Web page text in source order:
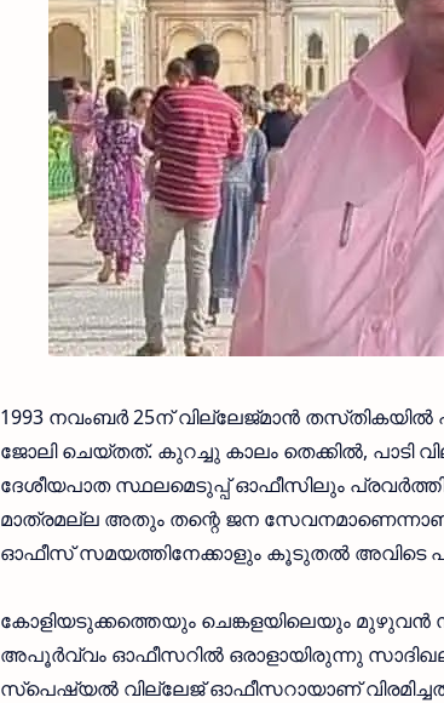
1993 നവംബർ 25ന് വില്ലേജ്‌മാൻ തസ്‌തികയിൽ
ജോലി ചെയ്ത‌ത്‌. കുറച്ചു കാലം തെക്കിൽ, പാടി
ദേശീയപാത സ്ഥലമെടുപ്പ് ഓഫീസിലും
മാത്രമല്ല അതും തന്റെ ജന
ഓഫീസ് സമയത്തിനേക്കാളും കൂടുതൽ അവിടെ
കോളിയടുക്കത്തെയും ചെങ്കളയിലെയും മുഴുവൻ
അപൂർവ്വം ഓഫീസറിൽ ഒരാളായിരുന്നു
സ്പെഷ്യൽ വില്ലേജ് ഓഫീസറായാണ്